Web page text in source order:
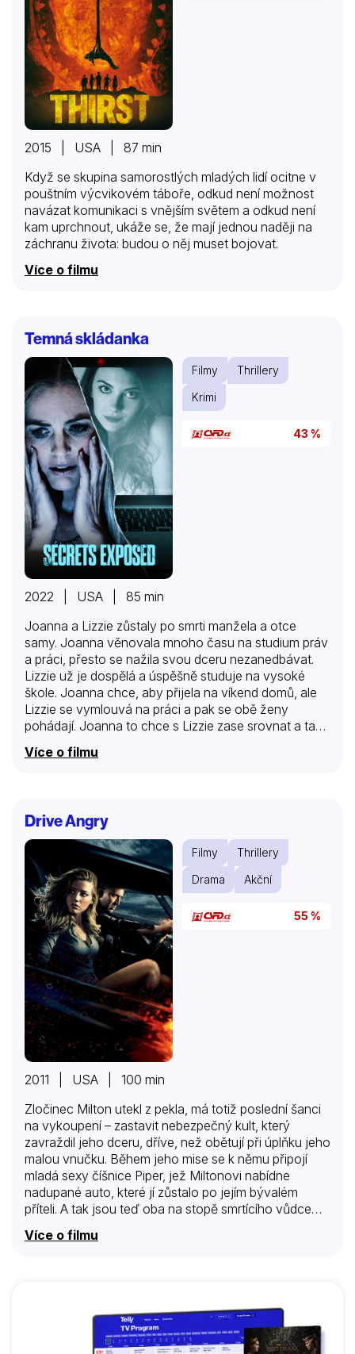
2015 | USA | 87 min
Když se skupina samorostlých mladých lidí ocitne v
pouštním výcvikovém táboře, odkud není možnost
navázat komunikaci s vnějším světem a odkud není
kam uprchnout, ukáže se, že mají jednou naději na
záchranu života: budou o něj muset bojovat.
Více o filmu
Temná skládanka
Filmy
Thrillery
Krimi
43 %
2022 | USA | 85 min
Joanna a Lizzie zůstaly po smrti manžela a otce
samy. Joanna věnovala mnoho času na studium práv
a práci, přesto se nažila svou dceru nezanedbávat.
Lizzie už je dospělá a úspěšně studuje na vysoké
škole. Joanna chce, aby přijela na víkend domů, ale
Lizzie se vymlouvá na práci a pak se obě ženy
pohádají. Joanna to chce s Lizzie zase srovnat a tak
se za ní vypraví do školy. Jenže Lizzie ve škole není.
Její profesor Trevor říká, že je vynikající studentkou a
hrozný nepořádek a to na Lizzie vůbec nesedí i
když…
Více o filmu
Drive Angry
Filmy
Thrillery
Drama
Akční
55 %
2011 | USA | 100 min
Zločinec Milton utekl z pekla, má totiž poslední šanci
na vykoupení – zastavit nebezpečný kult, který
zavraždil jeho dceru, dříve, než obětují při úplňku jeho
malou vnučku. Během jeho mise se k němu připojí
mladá sexy číšnice Piper, jež Miltonovi nabídne
nadupané auto, které jí zůstalo po jejím bývalém
příteli. A tak jsou teď oba na stopě smrtícího vůdce
jeho osudem, aby obětoval dítě Satanovi a pomohl
Miltona zpět do pekla. Milton se tak bude muset
pokusit o nemožné a zajít až za hranice…
Více o filmu